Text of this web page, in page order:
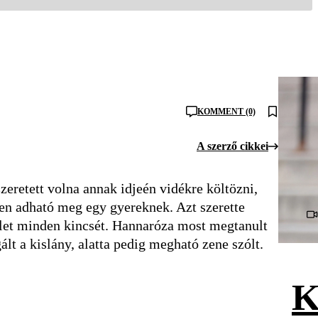
KOMMENT (0)
A szerző cikkei
volna annak idjeén vidékre költözni,
adható meg egy gyereknek. Azt szerette
minden kincsét. Hannaróza most megtanult
a kislány, alatta pedig megható zene szólt.